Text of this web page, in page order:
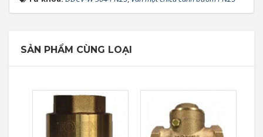
SẢN PHẨM CÙNG LOẠI